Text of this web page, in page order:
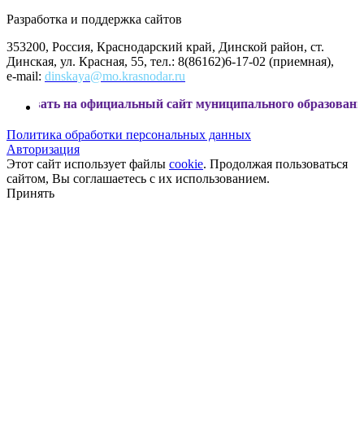
Разработка и поддержка сайтов
353200, Россия, Краснодарский край, Динской район, ст.
Динская, ул. Красная, 55, тел.: 8(86162)6-17-02 (приемная),
e-mail: dinskaya@mo.krasnodar.ru
официальный сайт муниципального образования Динской
Политика обработки персональных данных
Авторизация
Этот сайт использует файлы cookie. Продолжая пользоваться
сайтом, Вы соглашаетесь с их использованием.
Принять